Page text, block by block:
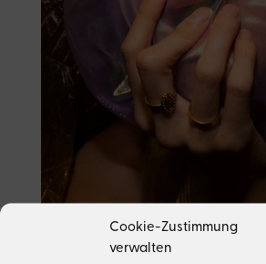
Cookie-Zustimmung
verwalten